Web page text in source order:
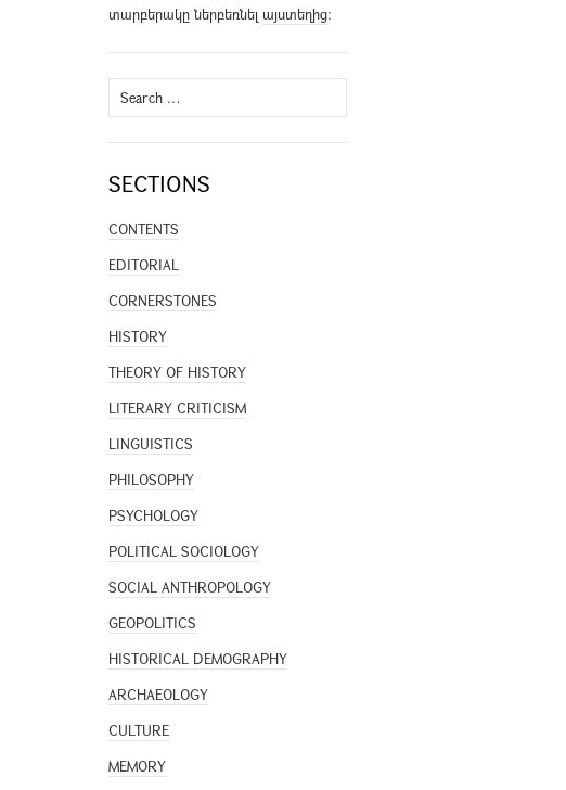
տարբերակը ներբեռնել այստեղից։
Search
for:
SECTIONS
CONTENTS
EDITORIAL
CORNERSTONES
HISTORY
THEORY OF HISTORY
LITERARY CRITICISM
LINGUISTICS
PHILOSOPHY
PSYCHOLOGY
POLITICAL SOCIOLOGY
SOCIAL ANTHROPOLOGY
GEOPOLITICS
HISTORICAL DEMOGRAPHY
ARCHAEOLOGY
CULTURE
MEMORY